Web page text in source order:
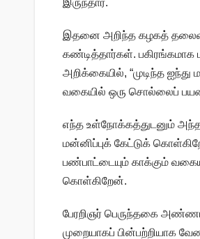
இருந்தார்.
இதனை அறிந்த கழகத் தலைவர்
கண்டித்தார்கள். பகிரங்கமாக
அறிக்கையில், “முடிந்த ஐந்து
வகையில் ஒரு சொல்லைப்
எந்த உள்நோக்கத்துடனும்
மன்னிப்புக் கேட்டுக்
பண்பாட்டையும் காக்கும்
கொள்கிறேன்.
பேரறிஞர் பெருந்தகை
முறையாகப் பின்பற்றியாக